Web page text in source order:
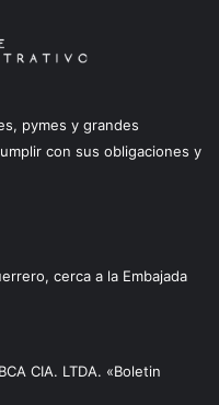
pymes y grandes
con sus obligaciones y
cerca a la Embajada
CIA. LTDA. «Boletin